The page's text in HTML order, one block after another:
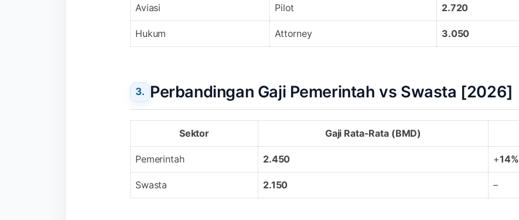
Aviasi Pilot 2.720
Hukum Attorney 3.050
Perbandingan Gaji Pemerintah vs Swasta [2026]
Sektor Gaji Rata-Rata (BMD)
Pemerintah 2.450 +14%
Swasta 2.150 –